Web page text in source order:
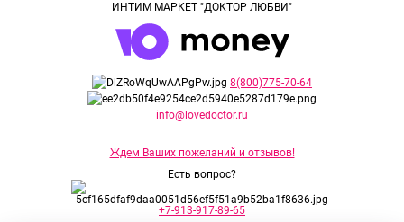
ИНТИМ МАРКЕТ "ДОКТОР ЛЮБВИ"
8(800)775-70-64
info@lovedoctor.ru
Ждем Ваших пожеланий и отзывов!
Есть вопрос?
+7-913-917-89-65